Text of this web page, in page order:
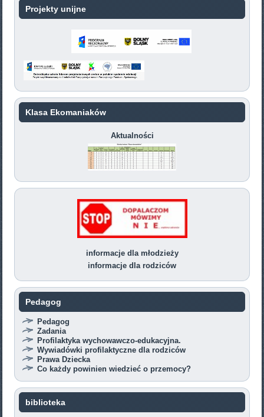
Projekty unijne
Klasa Ekomaniaków
Aktualności
informacje dla młodzieży
informacje dla rodziców
Pedagog
Pedagog
Zadania
Profilaktyka wychowawczo-edukacyjna.
Wywiadówki profilaktyczne dla rodziców
Prawa Dziecka
Co każdy powinien wiedzieć o przemocy?
biblioteka